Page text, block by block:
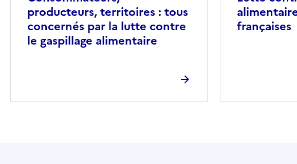
producteurs, territoires : tous
concernés par la lutte contre
le gaspillage alimentaire
françaises